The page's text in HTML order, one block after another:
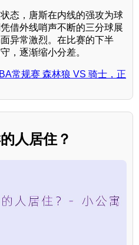
态，唐斯在内线的强攻为球
借外线哨声不断的三分球展
异常激烈。在比赛的下半
，逐渐缩小分差。
常规赛 森林狼 VS 骑士，正
人居住？